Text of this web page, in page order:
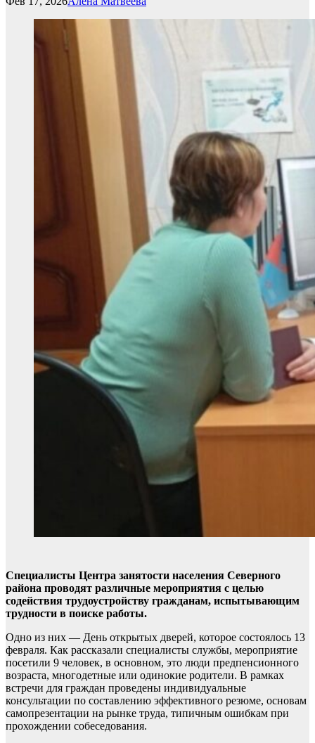
Специалисты Центра занятости населения Северного
района проводят различные мероприятия с целью
содействия трудоустройству гражданам, испытывающим
трудности в поиске работы.
Одно из них — День открытых дверей, которое состоялось 13
февраля. Как рассказали специалисты службы, мероприятие
посетили 9 человек, в основном, это люди предпенсионного
возраста, многодетные или одинокие родители. В рамках
встречи для граждан проведены индивидуальные
консультации по составлению эффективного резюме, основам
самопрезентации на рынке труда, типичным ошибкам при
прохождении собеседования.